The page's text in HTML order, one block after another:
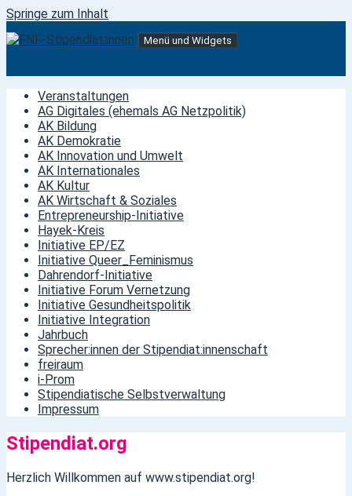
Springe zum Inhalt
Menü und Widgets
Veranstaltungen
AG Digitales (ehemals AG Netzpolitik)
AK Bildung
AK Demokratie
AK Innovation und Umwelt
AK Internationales
AK Kultur
AK Wirtschaft & Soziales
Entrepreneurship-Initiative
Hayek-Kreis
Initiative EP/EZ
Initiative Queer_Feminismus
Dahrendorf-Initiative
Initiative Forum Vernetzung
Initiative Gesundheitspolitik
Initiative Integration
Jahrbuch
Sprecher:innen der Stipendiat:innenschaft
freiraum
i-Prom
Stipendiatische Selbstverwaltung
Impressum
Stipendiat.org
Herzlich Willkommen auf www.stipendiat.org!